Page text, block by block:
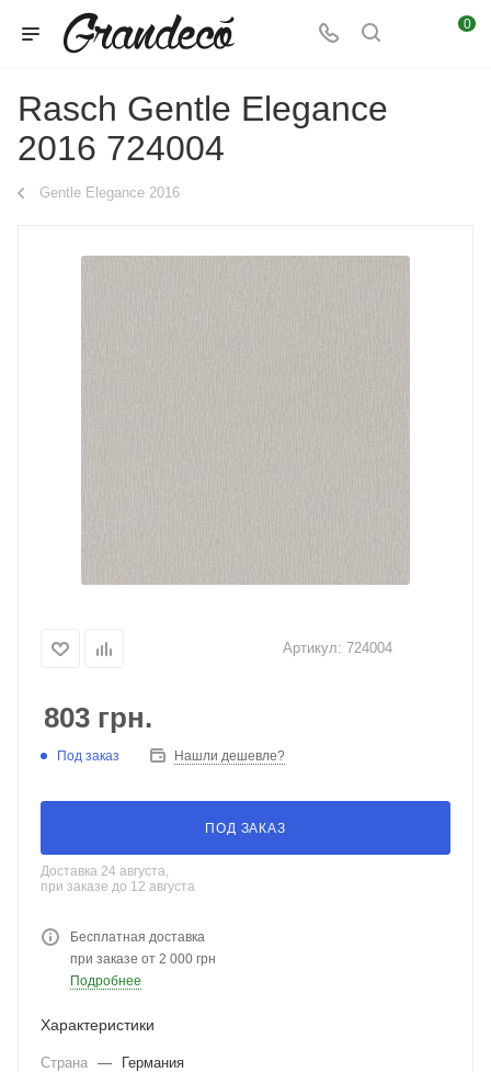
0
Rasch Gentle Elegance
2016 724004
Gentle Elegance 2016
Артикул: 724004
803 грн.
Под заказ Нашли дешевле?
ПОД ЗАКАЗ
Доставка 24 августа,
при заказе до 12 августа
Бесплатная доставка
при заказе от 2 000 грн
Подробнее
Характеристики
Страна —
Германия